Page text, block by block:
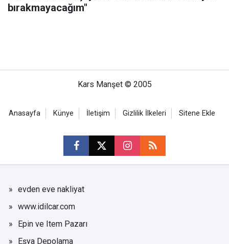
bırakmayacağım"
Kars Manşet © 2005
Anasayfa Künye İletişim Gizlilik İlkeleri Sitene Ekle
evden eve nakliyat
www.idilcar.com
Epin ve Item Pazarı
Eşya Depolama